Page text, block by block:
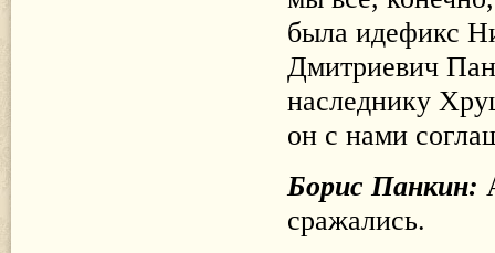
была идефикс
Дмитриевич
наследнику
он с нами
Борис Панкин:
сражались.